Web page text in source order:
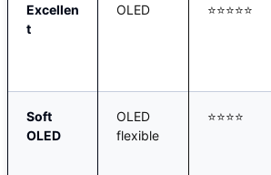
Excellen
t
OLED ⭐⭐⭐⭐⭐
Soft
OLED
OLED
flexible
⭐⭐⭐⭐